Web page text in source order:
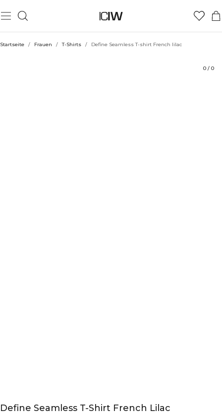
Startseite / Frauen / T-Shirts / Define Seamless T-shirt French lilac
0 / 0
Define Seamless T-Shirt French Lilac